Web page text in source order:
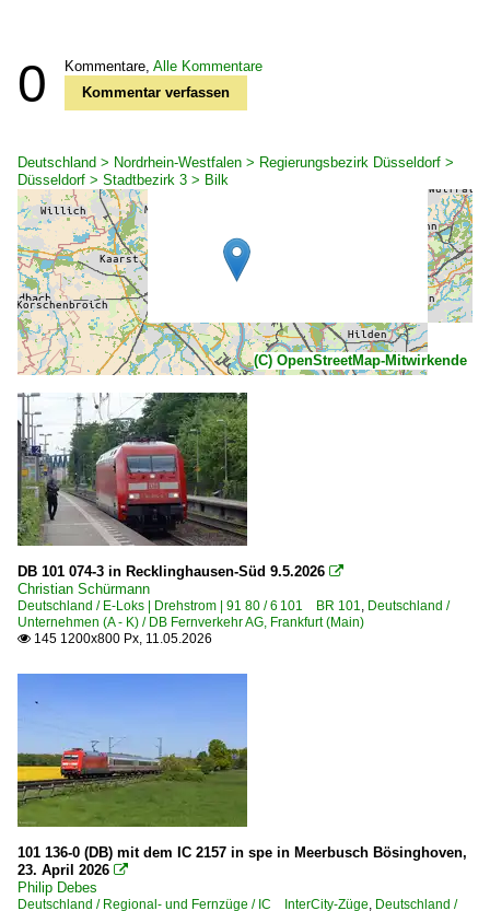
0 Kommentare, Alle Kommentare
Kommentar verfassen
Deutschland > Nordrhein-Westfalen > Regierungsbezirk Düsseldorf >
Düsseldorf > Stadtbezirk 3 > Bilk
(C) OpenStreetMap-Mitwirkende
DB 101 074-3 in Recklinghausen-Süd 9.5.2026 
Christian Schürmann
Deutschland / E-Loks | Drehstrom | 91 80 / 6 101 BR 101, Deutschland /
Unternehmen (A - K) / DB Fernverkehr AG, Frankfurt (Main)
 145 1200x800 Px, 11.05.2026
101 136-0 (DB) mit dem IC 2157 in spe in Meerbusch Bösinghoven,
23. April 2026 
Philip Debes
Deutschland / Regional- und Fernzüge / IC InterCity-Züge, Deutschland /